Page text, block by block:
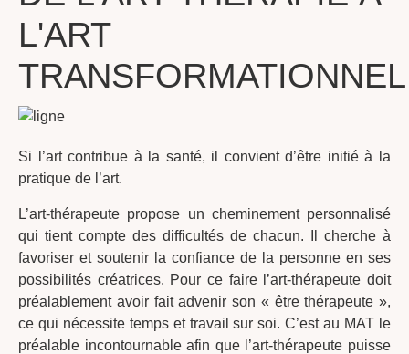
L'ART
TRANSFORMATIONNEL
Si l’art contribue à la santé, il convient d’être initié à la
pratique de l’art.
L’art-thérapeute propose un cheminement personnalisé
qui tient compte des difficultés de chacun. Il cherche à
favoriser et soutenir la confiance de la personne en ses
possibilités créatrices. Pour ce faire l’art-thérapeute doit
préalablement avoir fait advenir son « être thérapeute »,
ce qui nécessite temps et travail sur soi. C’est au MAT le
préalable incontournable afin que l’art-thérapeute puisse